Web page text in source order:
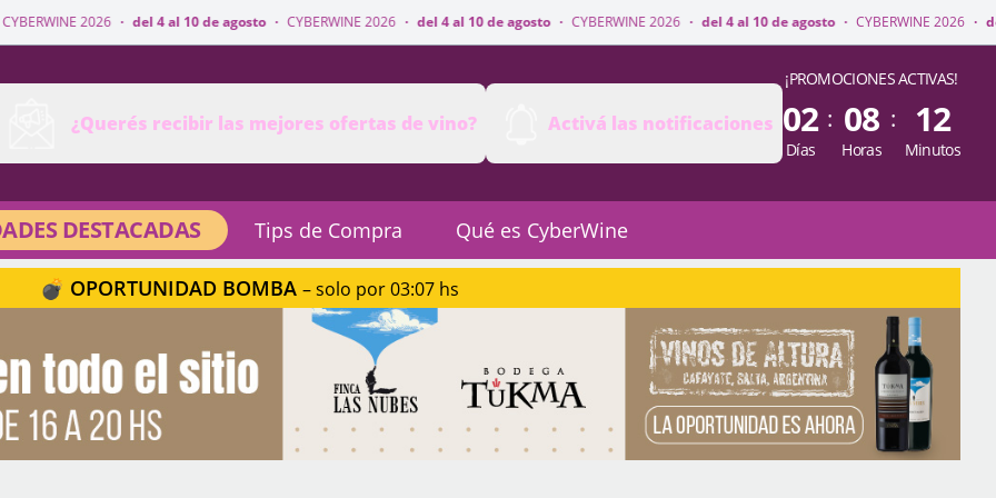
· del 4 al 10 de agosto · CYBERWINE 2026 · del 4 al 10 de agosto · CYBERWINE 2026 · del 4 al 10 de agosto · CYBERWINE 2026 · del 4 al 10 de
¿Querés recibir las mejores ofertas de vino?
Activá las notificaciones
¡PROMOCIONES ACTIVAS!
02
Días
: 08
Horas
: 12
Minutos
DESTACADAS Tips de Compra Qué es CyberWine
💣 OPORTUNIDAD BOMBA – solo por 03:07 hs